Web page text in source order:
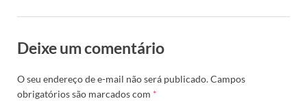
Deixe um comentário
O seu endereço de e-mail não será publicado.Campos
obrigatórios são marcados com *